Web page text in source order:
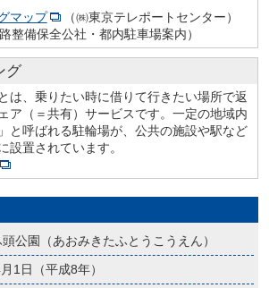
マップ
（㈱東京テレポートセンター）
整備保全公社・都内駐車場案内）
グ
は、乗りたい時に借りて行きたい場所で返
ア（＝共有）サービスです。一定の地域内
と呼ばれる駐輪場が、公共の施設や駅など
設置されています。
公園（あおみきたふとうこうえん）
1日（平成8年）